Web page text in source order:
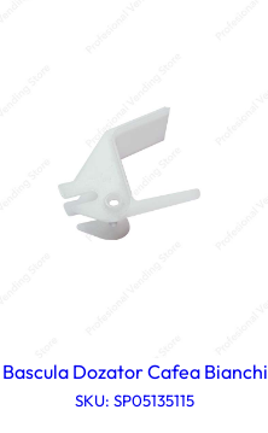
Bascula Dozator Cafea Bianchi
SKU: SP05135115